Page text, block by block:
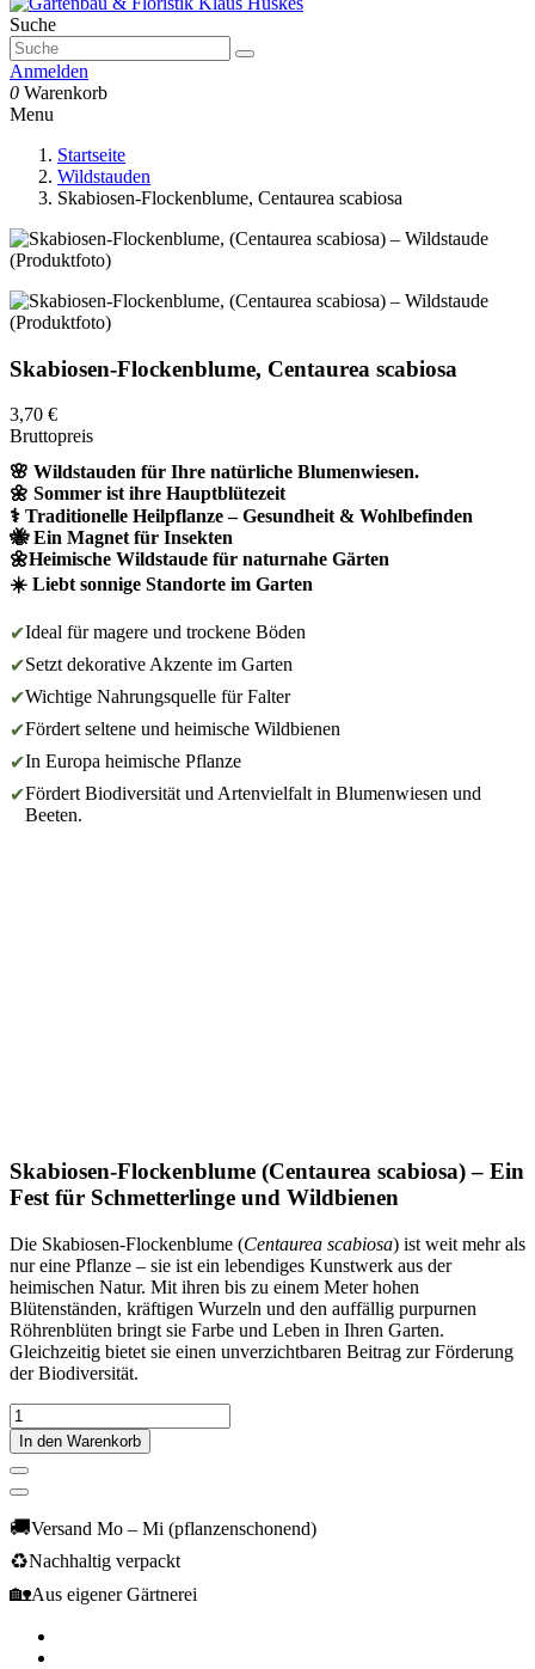
Suche
Anmelden
0 Warenkorb
Menu
Startseite
Wildstauden
Skabiosen-Flockenblume, Centaurea scabiosa
Skabiosen-Flockenblume, Centaurea scabiosa
3,70 €
Bruttopreis
🌸 Wildstauden für Ihre natürliche Blumenwiesen.
🌼 Sommer ist ihre Hauptblütezeit
⚕️ Traditionelle Heilpflanze – Gesundheit & Wohlbefinden
🐝 Ein Magnet für Insekten
🌼Heimische Wildstaude für naturnahe Gärten
☀️ Liebt sonnige Standorte im Garten
✔Ideal für magere und trockene Böden
✔Setzt dekorative Akzente im Garten
✔Wichtige Nahrungsquelle für Falter
✔Fördert seltene und heimische Wildbienen
✔In Europa heimische Pflanze
✔Fördert Biodiversität und Artenvielfalt in Blumenwiesen und
Beeten.
Skabiosen-Flockenblume (Centaurea scabiosa) – Ein
Fest für Schmetterlinge und Wildbienen
Die Skabiosen-Flockenblume (Centaurea scabiosa) ist weit mehr als
nur eine Pflanze – sie ist ein lebendiges Kunstwerk aus der
heimischen Natur. Mit ihren bis zu einem Meter hohen
Blütenständen, kräftigen Wurzeln und den auffällig purpurnen
Röhrenblüten bringt sie Farbe und Leben in Ihren Garten.
Gleichzeitig bietet sie einen unverzichtbaren Beitrag zur Förderung
der Biodiversität.
In den Warenkorb
🚚Versand Mo – Mi (pflanzenschonend)
♻️Nachhaltig verpackt
🏡Aus eigener Gärtnerei